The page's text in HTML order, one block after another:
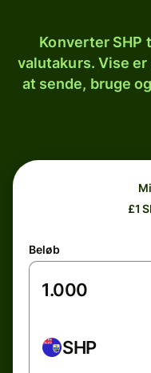
Konverter SHP
valutakurs. Vise
at sende, bruge
£1
Beløb
SHP